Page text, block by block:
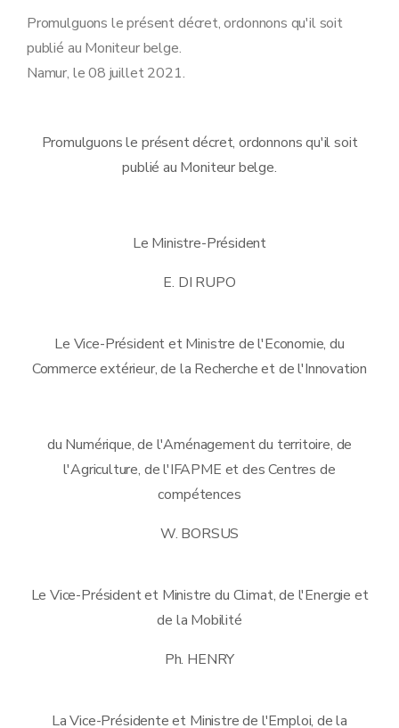
Promulguons le présent décret, ordonnons qu'il soit
publié au Moniteur belge.
Namur, le 08 juillet 2021.
Promulguons le présent décret, ordonnons qu'il soit
publié au Moniteur belge.
Le Ministre-Président
E. DI RUPO
Le Vice-Président et Ministre de l'Economie, du
Commerce extérieur, de la Recherche et de l'Innovation
du Numérique, de l'Aménagement du territoire, de
l'Agriculture, de l'IFAPME et des Centres de
compétences
W. BORSUS
Le Vice-Président et Ministre du Climat, de l'Energie et
de la Mobilité
Ph. HENRY
La Vice-Présidente et Ministre de l'Emploi, de la